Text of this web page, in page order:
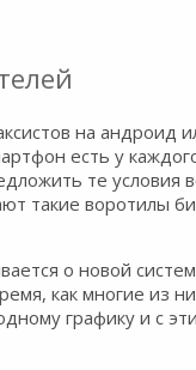
на андроид
есть у
те условия
такие воротилы
о новой
как многие из
графику и с